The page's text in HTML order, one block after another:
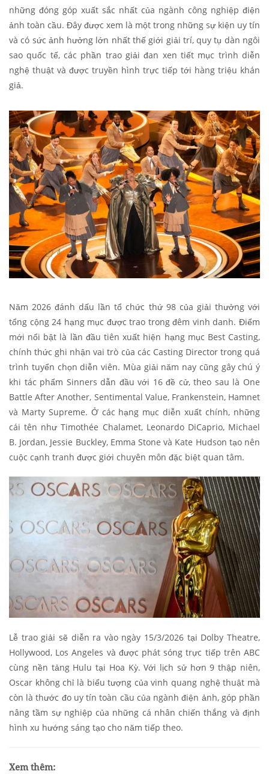
những đóng góp xuất sắc nhất của ngành công nghiệp điện
ảnh toàn cầu. Đây được xem là một trong những sự kiện uy tín
và có sức ảnh hưởng lớn nhất thế giới giải trí, quy tụ dàn ngôi
sao quốc tế, các phần trao giải đan xen tiết mục trình diễn
nghệ thuật và được truyền hình trực tiếp tới hàng triệu khán
giả.
Năm 2026 đánh dấu lần tổ chức thứ 98 của giải thưởng với
tổng cộng 24 hạng mục được trao trong đêm vinh danh. Điểm
mới nổi bật là lần đầu tiên xuất hiện hạng mục Best Casting,
chính thức ghi nhận vai trò của các Casting Director trong quá
trình tuyển chọn diễn viên. Mùa giải năm nay cũng gây chú ý
khi tác phẩm Sinners dẫn đầu với 16 đề cử, theo sau là One
Battle After Another, Sentimental Value, Frankenstein, Hamnet
và Marty Supreme. Ở các hạng mục diễn xuất chính, những
cái tên như Timothée Chalamet, Leonardo DiCaprio, Michael
B. Jordan, Jessie Buckley, Emma Stone và Kate Hudson tạo nên
cuộc cạnh tranh được giới chuyên môn đặc biệt quan tâm.
Lễ trao giải sẽ diễn ra vào ngày 15/3/2026 tại Dolby Theatre,
Hollywood, Los Angeles và được phát sóng trực tiếp trên ABC
cùng nền tảng Hulu tại Hoa Kỳ. Với lịch sử hơn 9 thập niên,
Oscar không chỉ là biểu tượng của vinh quang nghệ thuật mà
còn là thước đo uy tín toàn cầu của ngành điện ảnh, góp phần
nâng tầm sự nghiệp của những cá nhân chiến thắng và định
hình xu hướng sáng tạo cho năm tiếp theo.
Xem thêm: